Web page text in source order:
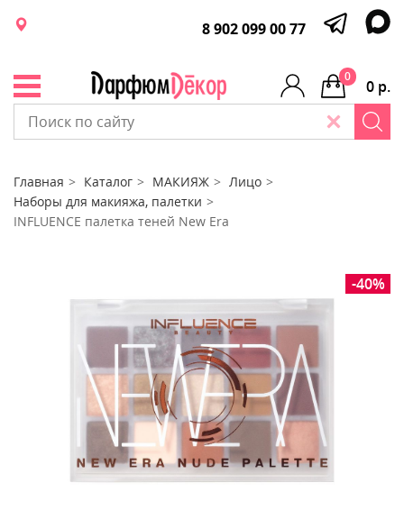
8 902 099 00 77
0 р.
0
Главная Каталог МАКИЯЖ
Лицо
Наборы для макияжа, палетки
INFLUENCE палетка теней New Era
-40%